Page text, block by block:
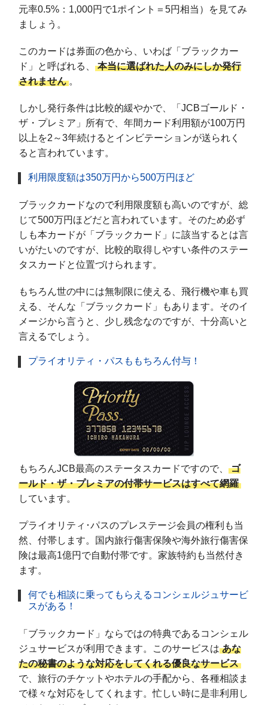
元率0.5%：1,000円で1ポイント＝5円相当）を見てみ
ましょう。
このカードは券面の色から、いわば「ブラックカー
ド」と呼ばれる、 本当に選ばれた人のみにしか発行
されません 。
しかし発行条件は比較的緩やかで、「JCBゴールド・
ザ・プレミア」所有で、年間カード利用額が100万円
以上を2～3年続けるとインビテーションが送られく
ると言われています。
利用限度額は350万円から500万円ほど
ブラックカードなので利用限度額も高いのですが、総
じて500万円ほどだと言われています。そのため必ず
しも本カードが「ブラックカード」に該当するとは言
いがたいのですが、比較的取得しやすい条件のステー
タスカードと位置づけられます。
もちろん世の中には無制限に使える、飛行機や車も買
える、そんな「ブラックカード」もあります。そのイ
メージから言うと、少し残念なのですが、十分高いと
言えるでしょう。
プライオリティ・パスももちろん付与！
もちろんJCB最高のステータスカードですので、 ゴ
ールド・ザ・プレミアの付帯サービスはすべて網羅
しています。
プライオリティ･パスのプレステージ会員の権利も当
然、付帯します。国内旅行傷害保険や海外旅行傷害保
険は最高1億円で自動付帯です。家族特約も当然付き
ます。
何でも相談に乗ってもらえるコンシェルジュサービ
スがある！
「ブラックカード」ならではの特典であるコンシェル
ジュサービスが利用できます。このサービスは あな
たの秘書のような対応をしてくれる優良なサービス
で、旅行のチケットやホテルの手配から、各種相談ま
で様々な対応をしてくれます。忙しい時に是非利用し